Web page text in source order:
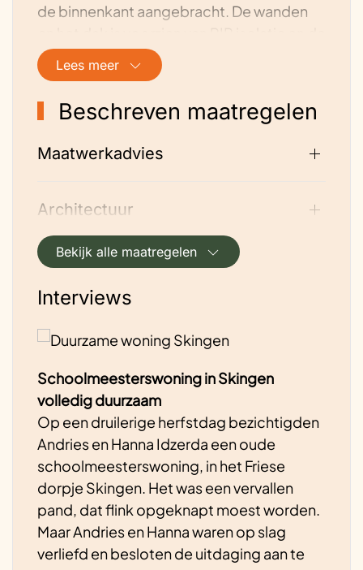
de binnenkant aangebracht. De wanden
vloeren waar mogelijk met schuimbeton.
Beschrijving energievoorziening van
de woning
Op het hok zijn 2 PV velden aangebracht
405Wp panelen
Op de nieuwe aanbouw zijn nog eens 6x
455Wp panelen geplaatst. De benodigde
wordt door middel van een 7kW
Deze warmtepomp(Vaillant aroTHERM
welke een zeer kleine impact heeft op het
milieu. Tevens is er ook een Victron accu
systeem geplaatst van 32kWh
Hoe is de ventilatie geregeld?
De woning is voorzien van een decentraal
WTW systeem met vocht en co2 sturing.
Omdat de inrichting van de 1e verdieping
toch aangepast moest worden, hebben
Lees meer
Beschreven maatregelen
Maatwerkadvies
Architectuur
Dakisolatie binnenkant
Vloerisolatie
Bouw en isolatie
Lucht/water warmtepomp
Vloerverwarming
Bekijk alle maatregelen
Interviews
Schoolmeesterswoning in Skingen
volledig duurzaam
Op een druilerige herfstdag bezichtigden
Andries en Hanna Idzerda een oude
schoolmeesterswoning, in het Friese
dorpje Skingen. Het was een vervallen
pand, dat flink opgeknapt moest worden.
Maar Andries en Hanna waren op slag
verliefd en besloten de uitdaging aan te